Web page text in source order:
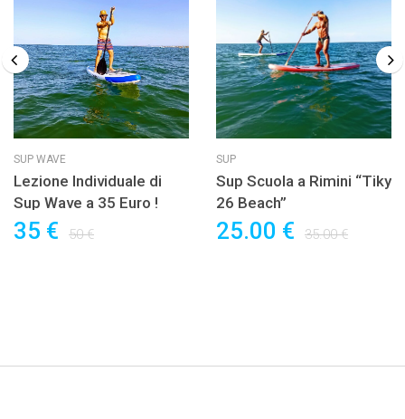
SUP WAVE
Lezione Individuale di
Sup Wave a 35 Euro !
35 € 50 €
SUP
Sup Scuola a Rimini “Tiky
26 Beach”
25.00 € 35.00 €